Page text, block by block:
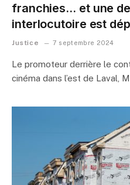
franchies… et une
interlocutoire est
Justice 7 septembre 2024
Le promoteur derrière le
cinéma dans l’est de Laval,